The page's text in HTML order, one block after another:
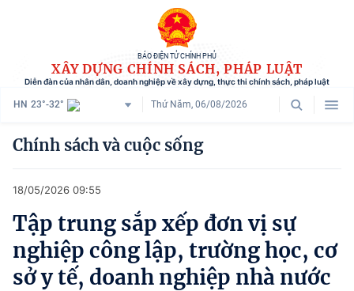
BÁO ĐIỆN TỬ CHÍNH PHỦ
XÂY DỰNG CHÍNH SÁCH, PHÁP LUẬT
Diễn đàn của nhân dân, doanh nghiệp về xây dựng, thực thi chính sách, pháp luật
HN 23°-32° Thứ Năm, 06/08/2026
Danh mục
Tham vấn chính sách
Người dân góp ý
Chính sách và cuộc sống
18/05/2026 09:55
Tập trung sắp xếp đơn vị sự
nghiệp công lập, trường học, cơ
sở y tế, doanh nghiệp nhà nước